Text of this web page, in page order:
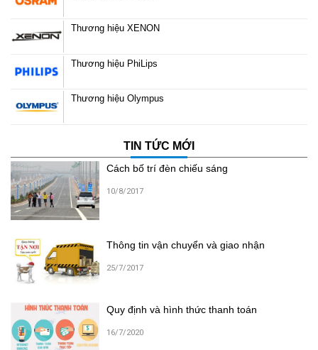
Thương hiệu XENON
Thương hiệu PhiLips
Thương hiệu Olympus
TIN TỨC MỚI
Cách bố trí đèn chiếu sáng
10/8/2017
Thông tin vận chuyển và giao nhận
25/7/2017
Quy định và hình thức thanh toán
16/7/2020